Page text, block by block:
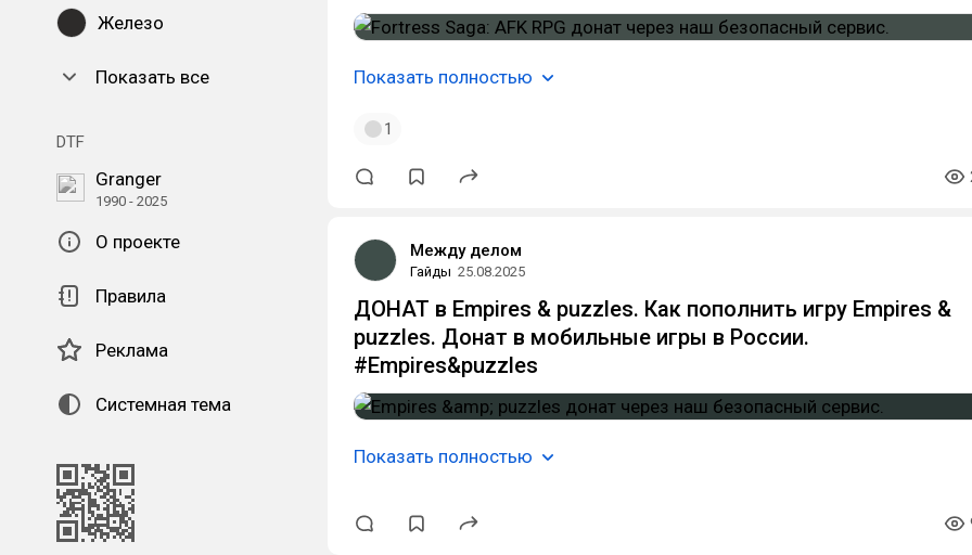
Железо
Показать все
DTF
Granger
1990 - 2025
О проекте
Правила
Реклама
Системная тема
Показать полностью
1
Между делом
Гайды 25.08.2025
ДОНАТ в Empires & puzzles. Как пополнить игру Empires &
puzzles. Донат в мобильные игры в России.
#Empires&puzzles
Показать полностью